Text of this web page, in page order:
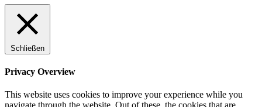
Schließen
Privacy Overview
This website uses cookies to improve your experience while you